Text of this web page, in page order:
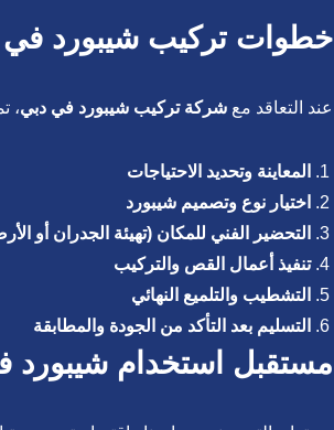
خطوات تركيب شيبورد في
عند التعاقد مع شركة تركيب شيبورد في دبي،
المعاينة وتحديد الاحتياجات
اختيار نوع وتصميم شيبورد
التحضير الفني للمكان (تهيئة الجدران أو
تنفيذ أعمال القص والتركيب
التشطيب والتلميع النهائي
التسليم بعد التأكد من الجودة والمطابقة
مستقبل استخدام شيبورد